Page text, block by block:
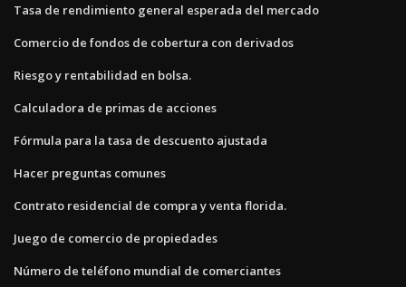
Tasa de rendimiento general esperada del mercado
Comercio de fondos de cobertura con derivados
Riesgo y rentabilidad en bolsa.
Calculadora de primas de acciones
Fórmula para la tasa de descuento ajustada
Hacer preguntas comunes
Contrato residencial de compra y venta florida.
Juego de comercio de propiedades
Número de teléfono mundial de comerciantes